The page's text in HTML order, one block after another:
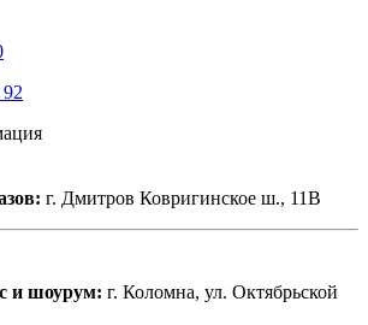
г. Дмитров Ковригинское ш., 11В
и шоурум: г. Коломна, ул. Октябрьской